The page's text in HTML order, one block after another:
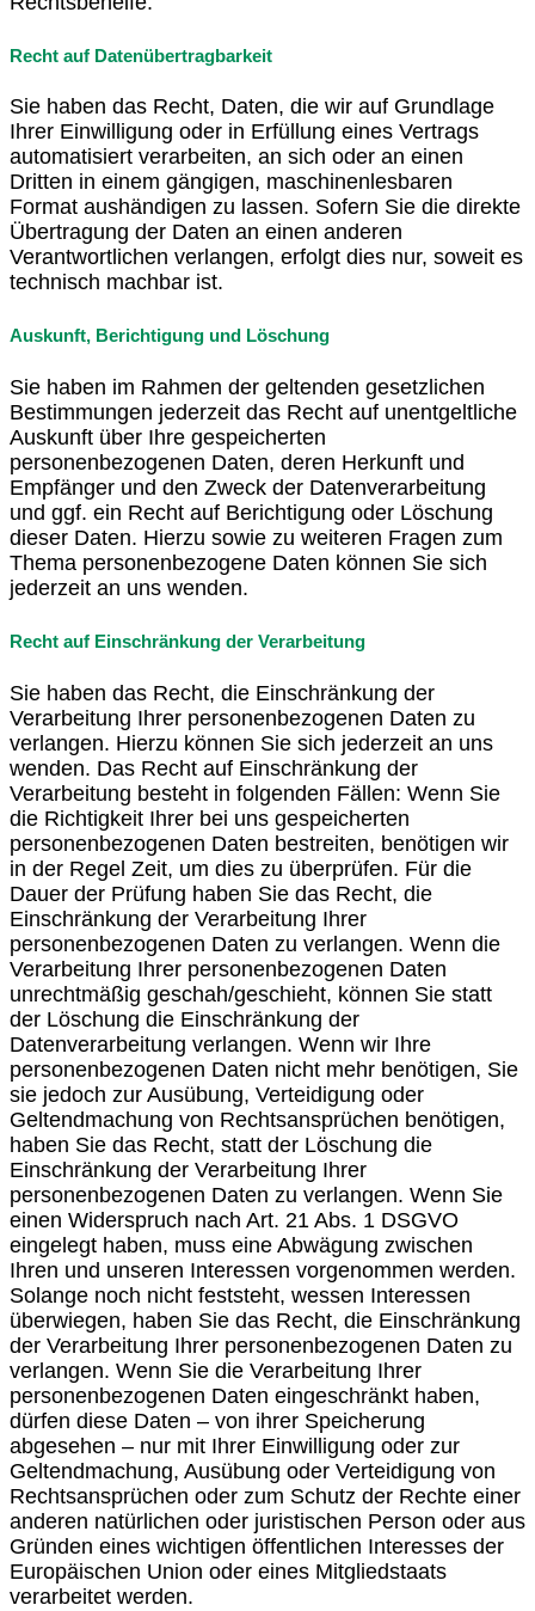
Recht auf Datenübertragbarkeit
Sie haben das Recht, Daten, die wir auf Grundlage
Ihrer Einwilligung oder in Erfüllung eines Vertrags
automatisiert verarbeiten, an sich oder an einen
Dritten in einem gängigen, maschinenlesbaren
Format aushändigen zu lassen. Sofern Sie die direkte
Übertragung der Daten an einen anderen
Verantwortlichen verlangen, erfolgt dies nur, soweit es
technisch machbar ist.
Auskunft, Berichtigung und Löschung
Sie haben im Rahmen der geltenden gesetzlichen
Bestimmungen jederzeit das Recht auf unentgeltliche
Auskunft über Ihre gespeicherten
personenbezogenen Daten, deren Herkunft und
Empfänger und den Zweck der Datenverarbeitung
und ggf. ein Recht auf Berichtigung oder Löschung
dieser Daten. Hierzu sowie zu weiteren Fragen zum
Thema personenbezogene Daten können Sie sich
jederzeit an uns wenden.
Recht auf Einschränkung der Verarbeitung
Sie haben das Recht, die Einschränkung der
Verarbeitung Ihrer personenbezogenen Daten zu
verlangen. Hierzu können Sie sich jederzeit an uns
wenden. Das Recht auf Einschränkung der
Verarbeitung besteht in folgenden Fällen: Wenn Sie
die Richtigkeit Ihrer bei uns gespeicherten
personenbezogenen Daten bestreiten, benötigen wir
in der Regel Zeit, um dies zu überprüfen. Für die
Dauer der Prüfung haben Sie das Recht, die
Einschränkung der Verarbeitung Ihrer
personenbezogenen Daten zu verlangen. Wenn die
Verarbeitung Ihrer personenbezogenen Daten
unrechtmäßig geschah/geschieht, können Sie statt
der Löschung die Einschränkung der
Datenverarbeitung verlangen. Wenn wir Ihre
personenbezogenen Daten nicht mehr benötigen, Sie
sie jedoch zur Ausübung, Verteidigung oder
Geltendmachung von Rechtsansprüchen benötigen,
haben Sie das Recht, statt der Löschung die
Einschränkung der Verarbeitung Ihrer
personenbezogenen Daten zu verlangen. Wenn Sie
einen Widerspruch nach Art. 21 Abs. 1 DSGVO
eingelegt haben, muss eine Abwägung zwischen
Ihren und unseren Interessen vorgenommen werden.
Solange noch nicht feststeht, wessen Interessen
überwiegen, haben Sie das Recht, die Einschränkung
der Verarbeitung Ihrer personenbezogenen Daten zu
verlangen. Wenn Sie die Verarbeitung Ihrer
personenbezogenen Daten eingeschränkt haben,
dürfen diese Daten – von ihrer Speicherung
abgesehen – nur mit Ihrer Einwilligung oder zur
Geltendmachung, Ausübung oder Verteidigung von
Rechtsansprüchen oder zum Schutz der Rechte einer
anderen natürlichen oder juristischen Person oder aus
Gründen eines wichtigen öffentlichen Interesses der
Europäischen Union oder eines Mitgliedstaats
verarbeitet werden.